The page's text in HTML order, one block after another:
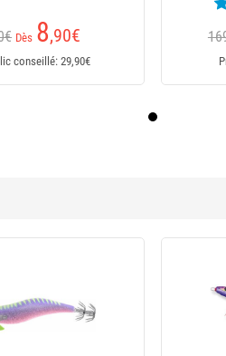
Dès 8,90€
conseillé: 29,90€